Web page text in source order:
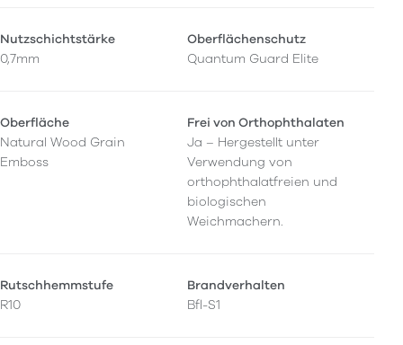
Nutzschichtstärke
0,7mm
Oberflächenschutz
Quantum Guard Elite
Oberfläche
Natural Wood Grain
Emboss
Frei von Orthophthalaten
Ja – Hergestellt unter
Verwendung von
orthophthalatfreien und
biologischen
Weichmachern.
Rutschhemmstufe
R10
Brandverhalten
Bfl-S1